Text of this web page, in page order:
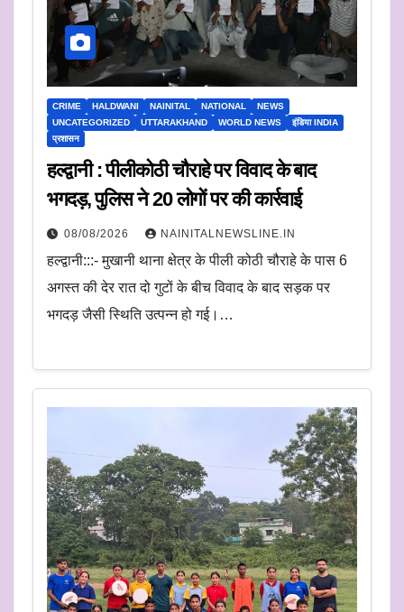
CRIME HALDWANI NAINITAL NATIONAL
NEWS
UNCATEGORIZED
UTTARAKHAND WORLD NEWS
इंडिया INDIA
प्रशासन
हल्द्वानी : पीलीकोठी चौराहे पर विवाद के बाद
भगदड़, पुलिस ने 20 लोगों पर की कार्रवाई
08/08/2026 NAINITALNEWSLINE.IN
हल्द्वानी:::- मुखानी थाना क्षेत्र के पीली कोठी चौराहे के पास 6
अगस्त की देर रात दो गुटों के बीच विवाद के बाद सड़क पर
भगदड़ जैसी स्थिति उत्पन्न हो गई।…